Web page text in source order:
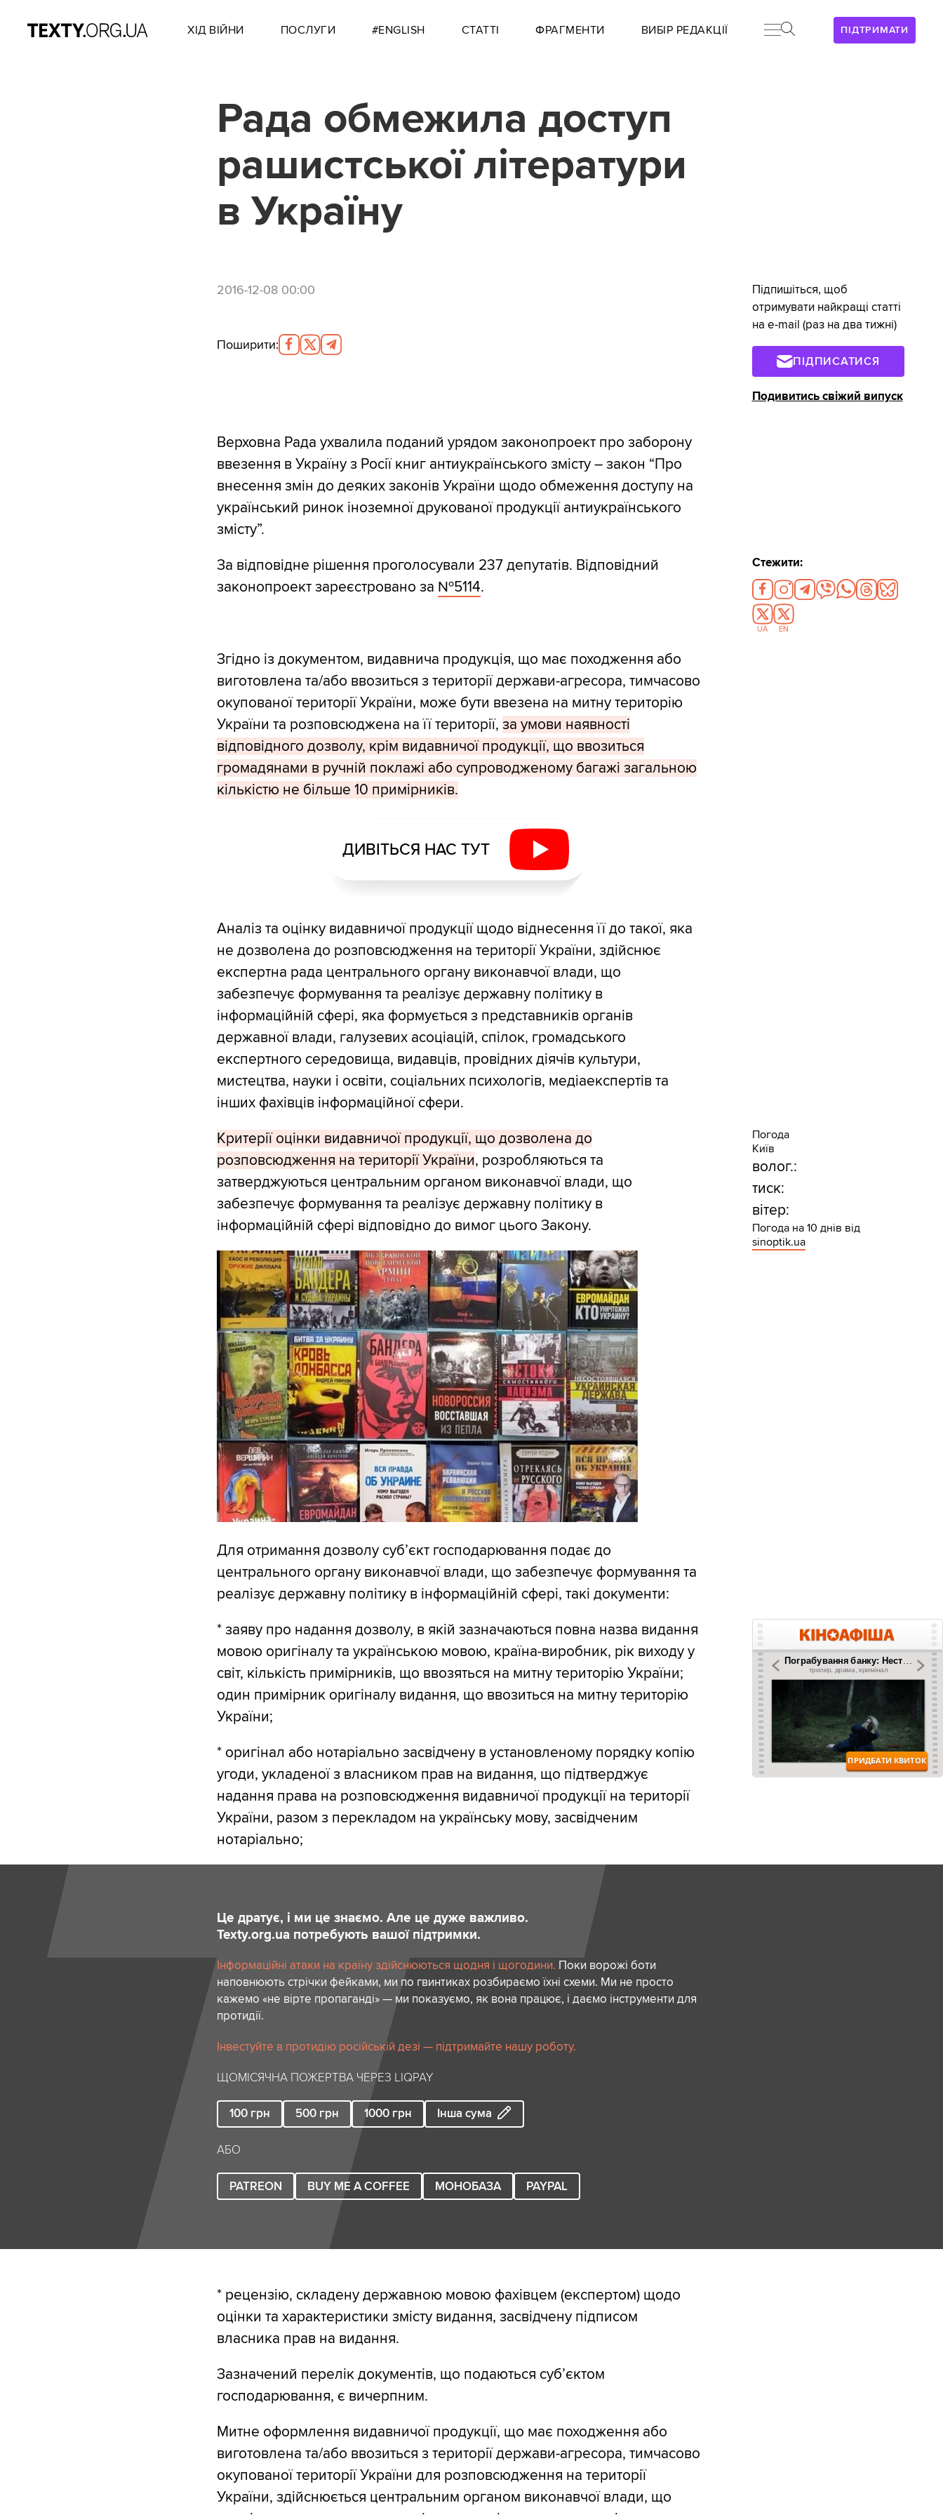
ПІДТРИМАТИ
ХІД ВІЙНИ ПОСЛУГИ #ENGLISH СТАТТІ ФРАГМЕНТИ ВИБІР РЕДАКЦІЇ
Рада обмежила доступ
рашистської літератури
в Україну
2016-12-08 00:00
Поширити:
Верховна Рада ухвалила поданий урядом законопроект про заборону
ввезення в Україну з Росії книг антиукраїнського змісту – закон “Про
внесення змін до деяких законів України щодо обмеження доступу на
український ринок іноземної друкованої продукції антиукраїнського
змісту”.
За відповідне рішення проголосували 237 депутатів. Відповідний
законопроект зареєстровано за №5114.
Згідно із документом, видавнича продукція, що має походження або
виготовлена та/або ввозиться з території держави-агресора, тимчасово
окупованої території України, може бути ввезена на митну територію
України та розповсюджена на її території, за умови наявності
відповідного дозволу, крім видавничої продукції, що ввозиться
громадянами в ручній поклажі або супроводженому багажі загальною
кількістю не більше 10 примірників.
ДИВІТЬСЯ НАС ТУТ
Аналіз та оцінку видавничої продукції щодо віднесення її до такої, яка
не дозволена до розповсюдження на території України, здійснює
експертна рада центрального органу виконавчої влади, що
забезпечує формування та реалізує державну політику в
інформаційній сфері, яка формується з представників органів
державної влади, галузевих асоціацій, спілок, громадського
експертного середовища, видавців, провідних діячів культури,
мистецтва, науки і освіти, соціальних психологів, медіаекспертів та
інших фахівців інформаційної сфери.
Критерії оцінки видавничої продукції, що дозволена до
розповсюдження на території України, розробляються та
затверджуються центральним органом виконавчої влади, що
забезпечує формування та реалізує державну політику в
інформаційній сфері відповідно до вимог цього Закону.
Для отримання дозволу суб’єкт господарювання подає до
центрального органу виконавчої влади, що забезпечує формування та
реалізує державну політику в інформаційній сфері, такі документи:
* заяву про надання дозволу, в якій зазначаються повна назва видання
мовою оригіналу та українською мовою, країна-виробник, рік виходу у
світ, кількість примірників, що ввозяться на митну територію України;
один примірник оригіналу видання, що ввозиться на митну територію
України;
* оригінал або нотаріально засвідчену в установленому порядку копію
угоди, укладеної з власником прав на видання, що підтверджує
надання права на розповсюдження видавничої продукції на території
України, разом з перекладом на українську мову, засвідченим
нотаріально;
Це дратує, і ми це знаємо. Але це дуже важливо.
Texty.org.ua потребують вашої підтримки.
Інформаційні атаки на країну здійснюються щодня і щогодини. Поки ворожі боти
наповнюють стрічки фейками, ми по гвинтиках розбираємо їхні схеми. Ми не просто
кажемо «не вірте пропаганді» — ми показуємо, як вона працює, і даємо інструменти для
протидії.
Інвестуйте в протидію російській дезі — підтримайте нашу роботу.
ЩОМІСЯЧНА ПОЖЕРТВА ЧЕРЕЗ LIQPAY
100 грн 500 грн 1000 грн Інша сума
АБО
PATREON BUY ME A COFFEE МОНОБАЗА PAYPAL
* рецензію, складену державною мовою фахівцем (експертом) щодо
оцінки та характеристики змісту видання, засвідчену підписом
власника прав на видання.
Зазначений перелік документів, що подаються суб’єктом
господарювання, є вичерпним.
Митне оформлення видавничої продукції, що має походження або
виготовлена та/або ввозиться з території держави-агресора, тимчасово
окупованої території України для розповсюдження на території
України, здійснюється центральним органом виконавчої влади, що
Підпишіться, щоб
отримувати найкращі статті
на e-mail (раз на два тижні)
ПІДПИСАТИСЯ
Подивитись свіжий випуск
Стежити:
UA EN
Погода
Київ
волог.:
тиск:
вітер:
Погода на 10 днів від
sinoptik.ua